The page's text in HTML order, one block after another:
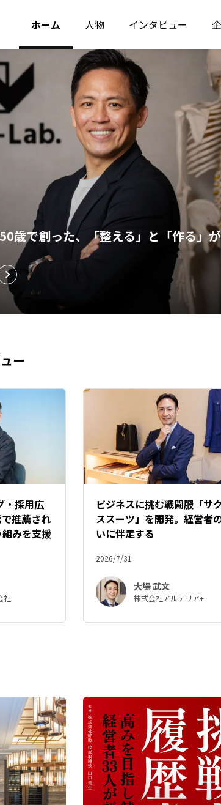
ホーム 人物 インタビュー
歳で創った、「整える」と「作る」
ー
・採用広
推薦され
みを支援
社
ビジネスに挑む戦闘服「サ
ススーツ」を開発。経営者
いに伴走する
2026/7/31
大場 武文
株式会社アルテリア+